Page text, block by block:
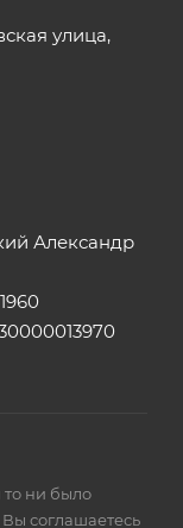
улица,
Александр
то ни было
соглашаетесь